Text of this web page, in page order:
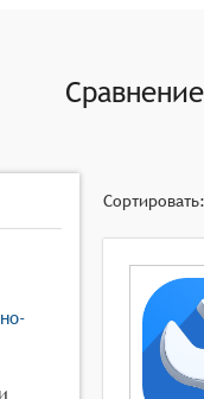
жизненным циклом
Сравнение
Сортировать: